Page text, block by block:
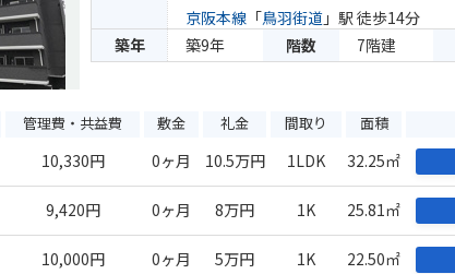
京阪本線 「鳥羽街道 」駅 徒歩14分
築年
築9年 階数 7階建
管理費・共益費 敷金 礼金 間取り 面積
10,330円 0ヶ月 10.5万円 1LDK 32.25㎡
9,420円 0ヶ月 8万円 1K 25.81㎡
10,000円 0ヶ月 5万円 1K 22.50㎡